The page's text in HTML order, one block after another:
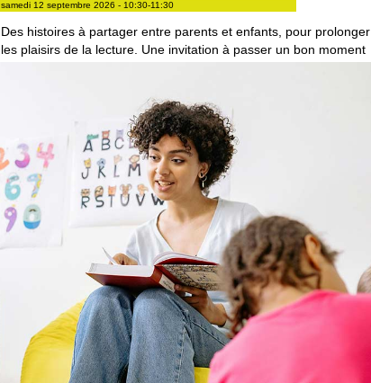
samedi 12 septembre 2026 - 10:30-11:30
Des histoires à partager entre parents et enfants, pour prolonger
les plaisirs de la lecture. Une invitation à passer un bon moment